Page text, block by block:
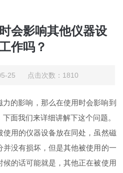
会影响其他仪器设
作吗？
25 点击次数：1810
力的影响，那么在使用时会影响到
面我们来详细讲解下这个问题。
用的仪器设备放在同处，虽然磁
没有损坏，但是其他被使用的一
的话可能就是，其他正在被使用